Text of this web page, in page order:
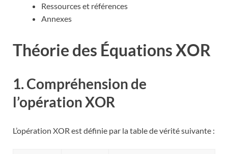
Ressources et références
Annexes
Théorie des Équations XOR
1. Compréhension de
l’opération XOR
L’opération XOR est définie par la table de vérité suivante :